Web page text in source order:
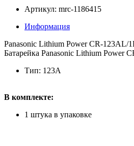
Артикул: mrc-1186415
Информация
Panasonic Lithium Power CR-123AL/
Батарейка Panasonic Lithium Power
Тип: 123A
В комплекте:
1 штука в упаковке